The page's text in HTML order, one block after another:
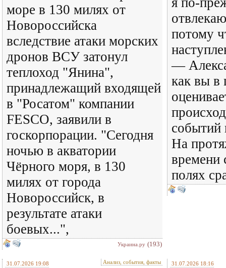
море в 130 милях от
Новороссийска
вследствие атаки морских
дронов ВСУ затонул
теплоход "Янина",
принадлежащий входящей
в "Росатом" компании
FESCO, заявили в
госкорпорации. "Сегодня
ночью в акватории
Чёрного моря, в 130
милях от города
Новороссийск, в
результате атаки
боевых...",
Украина.ру (193)
потому
—
как вы в
На
времени
полях
31.07.2026 19:08 Анализ, события, факты 31.07.2026 18:16